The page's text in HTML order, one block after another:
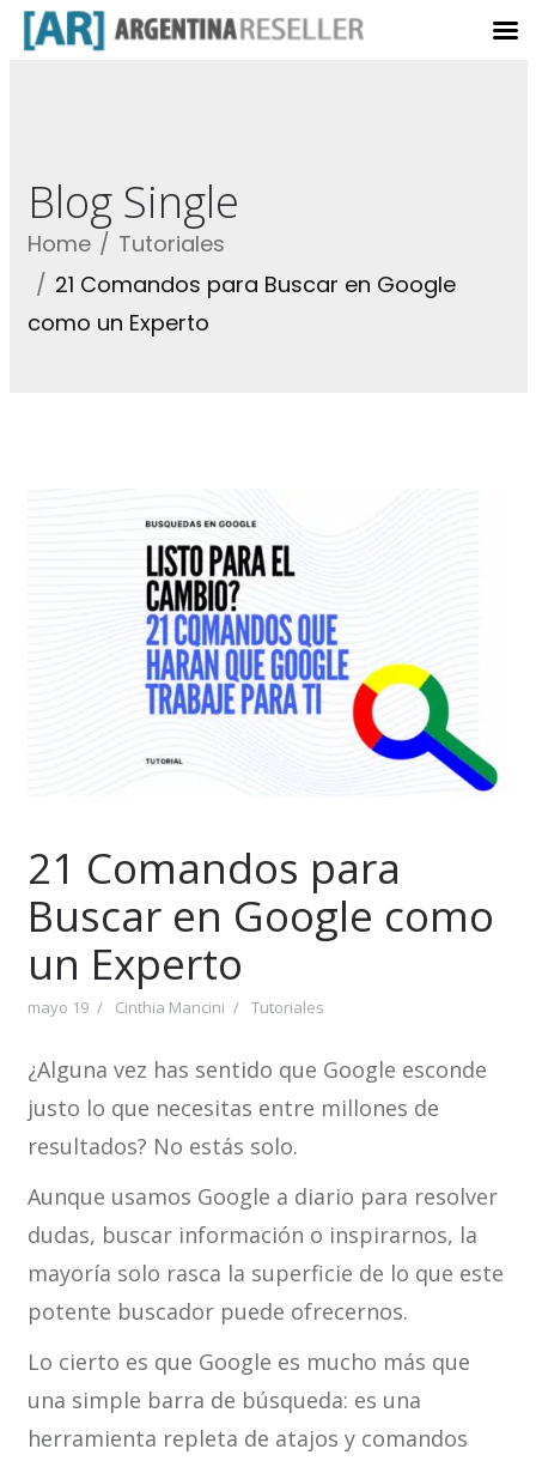
Blog Single
Home
Tutoriales
21 Comandos para Buscar en Google
como un Experto
21 Comandos para
Buscar en Google como
un Experto
mayo 19 Cinthia Mancini Tutoriales
¿Alguna vez has sentido que Google esconde
justo lo que necesitas entre millones de
resultados? No estás solo.
Aunque usamos Google a diario para resolver
dudas, buscar información o inspirarnos, la
mayoría solo rasca la superficie de lo que este
potente buscador puede ofrecernos.
Lo cierto es que Google es mucho más que
una simple barra de búsqueda: es una
herramienta repleta de atajos y comandos